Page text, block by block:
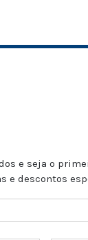
e seja o
e descontos